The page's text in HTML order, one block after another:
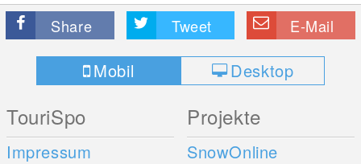
Share Tweet E-Mail
Mobil Desktop
TouriSpo
Impressum
Projekte
SnowOnline